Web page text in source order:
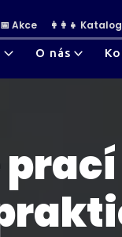
📅 Akce 👩‍👩‍👧
O nás